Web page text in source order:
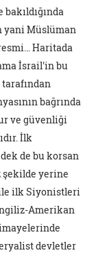
yani Müslüman
Haritada
İsrail'in bu
bağrında
ve güvenliği
İlk
de bu korsan
şekilde yerine
ilk Siyonistleri
Amerikan
devletler